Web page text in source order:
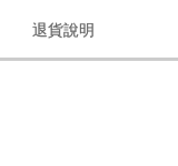
退貨說明